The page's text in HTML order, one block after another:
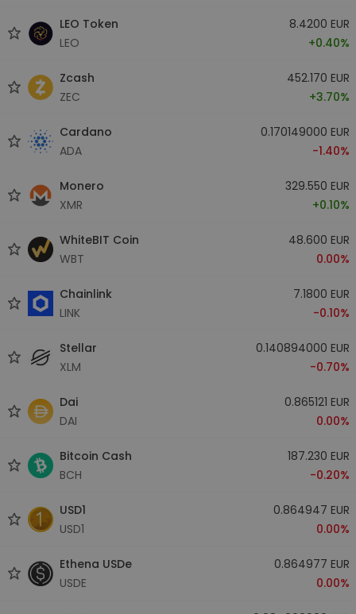
LEO Token
LEO
8.4200 EUR
+0.40%
Zcash
ZEC
452.170 EUR
+3.70%
Cardano
ADA
0.170149000 EUR
-1.40%
Monero
XMR
329.550 EUR
+0.10%
WhiteBIT Coin
WBT
48.600 EUR
0.00%
Chainlink
LINK
7.1800 EUR
-0.10%
Stellar
XLM
0.140894000 EUR
-0.70%
Dai
DAI
0.865121 EUR
0.00%
Bitcoin Cash
BCH
187.230 EUR
-0.20%
USD1
USD1
0.864947 EUR
0.00%
Ethena USDe
USDE
0.864977 EUR
0.00%